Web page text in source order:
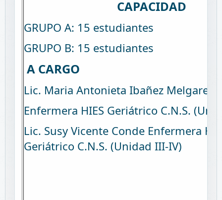
CAPACIDAD
GRUPO A: 15 estudiantes
GRUPO B: 15 estudiantes
A CARGO
Lic. Maria Antonieta Ibañez Melgarejo
Enfermera HIES Geriátrico C.N.S.
Lic. Susy Vicente Conde Enfermera
Geriátrico C.N.S. (Unidad III-IV)